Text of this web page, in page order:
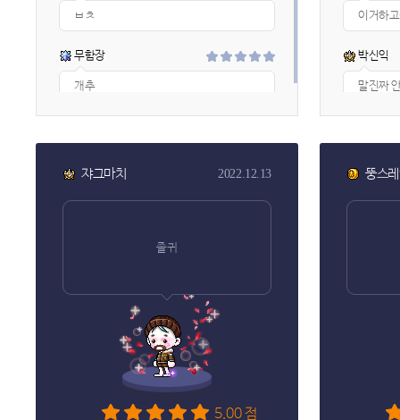
ㅂㅊ
무함장
개추
이거하
박신익
말진짜
[삭제된
쟈그마치 2022.12.13
졸귀
5.00 점
뚱스